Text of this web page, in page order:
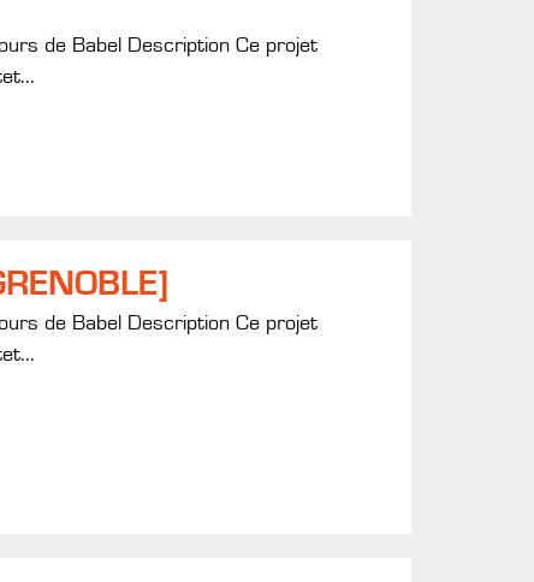
de Babel Description Ce projet
de Babel Description Ce projet